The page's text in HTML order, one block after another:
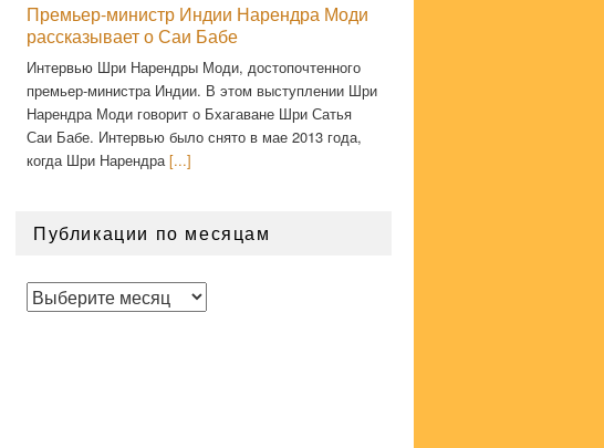
Премьер-министр Индии Нарендра Моди
рассказывает о Саи Бабе
Интервью Шри Нарендры Моди, достопочтенного
премьер-министра Индии. В этом выступлении Шри
Нарендра Моди говорит о Бхагаване Шри Сатья
Саи Бабе. Интервью было снято в мае 2013 года,
когда Шри Нарендра [...]
Публикации по месяцам
Публикации
по